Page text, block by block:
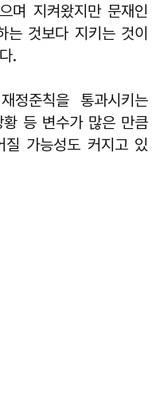
며 지켜왔지만 문재인
는 것보다 지키는 것이
.
정준칙을 통과시키는
등 변수가 많은 만큼
질 가능성도 커지고 있